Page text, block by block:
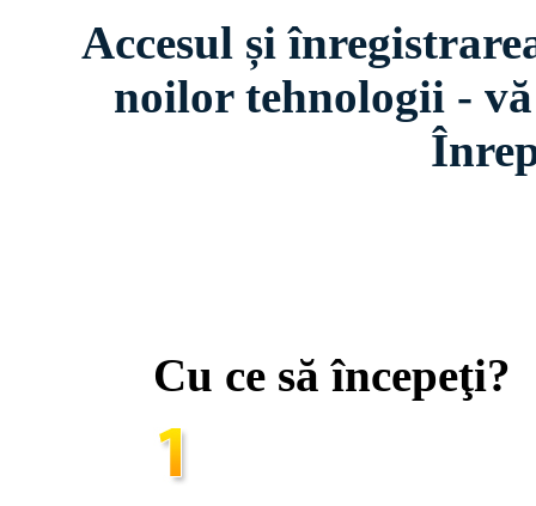
Accesul și
noilor tehnologii -
Cu ce să începeţi?